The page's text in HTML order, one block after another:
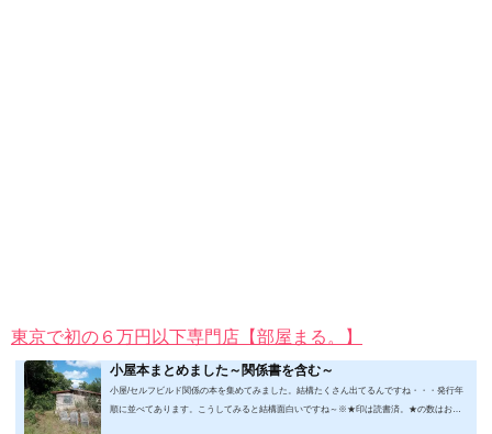
東京で初の６万円以下専門店【部屋まる。】
小屋本まとめました～関係書を含む～
小屋/セルフビルド関係の本を集めてみました。結構たくさん出てるんですね・・・発行年
順に並べてあります。こうしてみると結構面白いですね～※★印は読書済。★の数はおす